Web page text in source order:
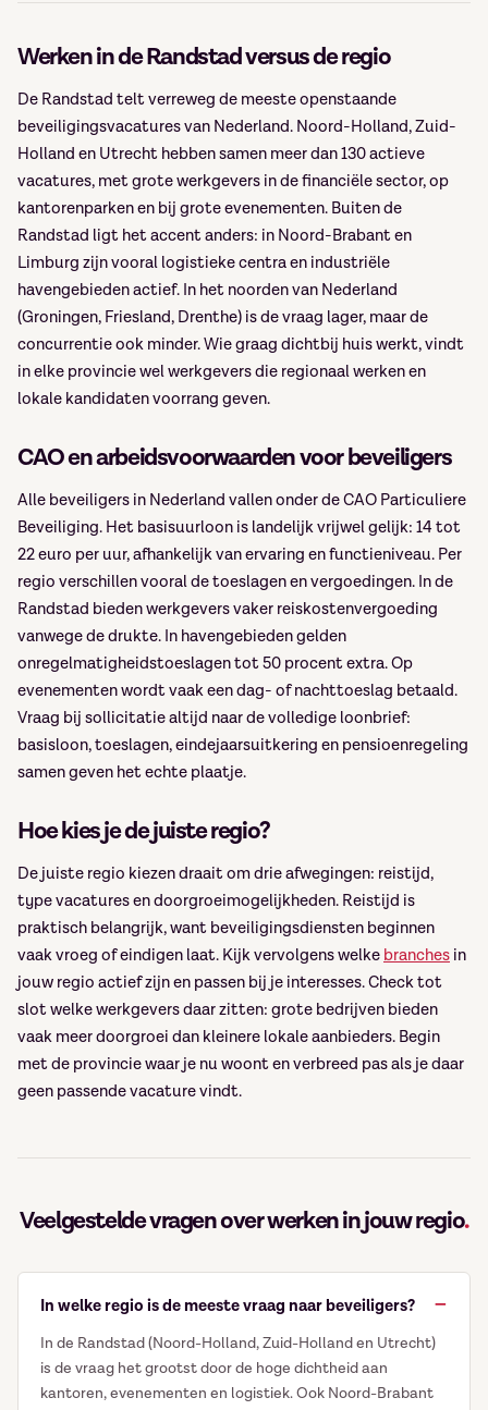
Werken in de Randstad versus de regio
De Randstad telt verreweg de meeste openstaande
beveiligingsvacatures van Nederland. Noord-Holland, Zuid-
Holland en Utrecht hebben samen meer dan 130 actieve
vacatures, met grote werkgevers in de financiële sector, op
kantorenparken en bij grote evenementen. Buiten de
Randstad ligt het accent anders: in Noord-Brabant en
Limburg zijn vooral logistieke centra en industriële
havengebieden actief. In het noorden van Nederland
(Groningen, Friesland, Drenthe) is de vraag lager, maar de
concurrentie ook minder. Wie graag dichtbij huis werkt, vindt
in elke provincie wel werkgevers die regionaal werken en
lokale kandidaten voorrang geven.
CAO en arbeidsvoorwaarden voor beveiligers
Alle beveiligers in Nederland vallen onder de CAO Particuliere
Beveiliging. Het basisuurloon is landelijk vrijwel gelijk: 14 tot
22 euro per uur, afhankelijk van ervaring en functieniveau. Per
regio verschillen vooral de toeslagen en vergoedingen. In de
Randstad bieden werkgevers vaker reiskostenvergoeding
vanwege de drukte. In havengebieden gelden
onregelmatigheidstoeslagen tot 50 procent extra. Op
evenementen wordt vaak een dag- of nachttoeslag betaald.
Vraag bij sollicitatie altijd naar de volledige loonbrief:
basisloon, toeslagen, eindejaarsuitkering en pensioenregeling
samen geven het echte plaatje.
Hoe kies je de juiste regio?
De juiste regio kiezen draait om drie afwegingen: reistijd,
type vacatures en doorgroeimogelijkheden. Reistijd is
praktisch belangrijk, want beveiligingsdiensten beginnen
vaak vroeg of eindigen laat. Kijk vervolgens welke branches in
jouw regio actief zijn en passen bij je interesses. Check tot
slot welke werkgevers daar zitten: grote bedrijven bieden
vaak meer doorgroei dan kleinere lokale aanbieders. Begin
met de provincie waar je nu woont en verbreed pas als je daar
geen passende vacature vindt.
Veelgestelde vragen over werken in jouw regio.
In welke regio is de meeste vraag naar beveiligers?
In de Randstad (Noord-Holland, Zuid-Holland en Utrecht)
is de vraag het grootst door de hoge dichtheid aan
kantoren, evenementen en logistiek. Ook Noord-Brabant
Ontvang vacatures direct in